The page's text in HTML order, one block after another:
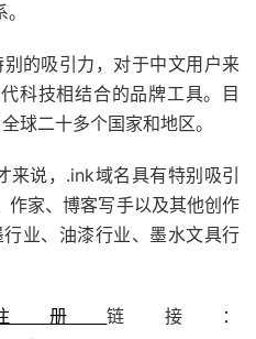
的吸引力，对于中文用户来
科技相结合的品牌工具。目
球二十多个国家和地区。
来说，.ink域名具有特别吸引
作家、博客写手以及其他创作
业、油漆行业、墨水文具行
册链接：